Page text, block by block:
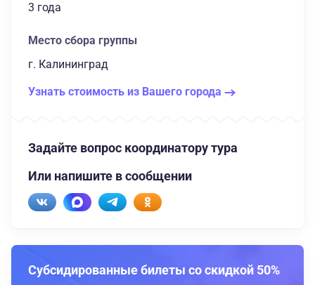
3 года
Место сбора группы
г. Калининград
Узнать стоимость из Вашего города
Задайте вопрос координатору тура
Или напишите в сообщении
Субсидированные билеты со скидкой 50%